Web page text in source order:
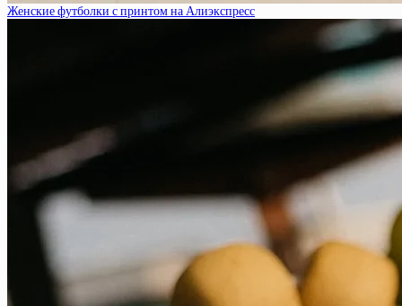
Женские футболки с принтом на Алиэкспресс